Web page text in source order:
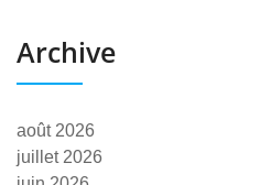
Archive
août 2026
juillet 2026